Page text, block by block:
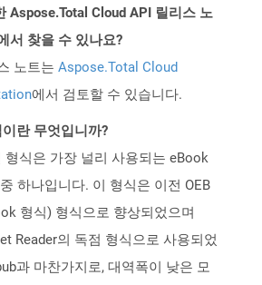
Aspose.Total Cloud API 릴리스 노
서 찾을 수 있나요?
노트는 Aspose.Total Cloud
에서 검토할 수 있습니다.
란 무엇입니까?
형식은 가장 널리 사용되는 eBook
하나입니다. 이 형식은 이전 OEB
형식) 형식으로 향상되었으며
Reader의 독점 형식으로 사용되었
과 마찬가지로, 대역폭이 낮은 모